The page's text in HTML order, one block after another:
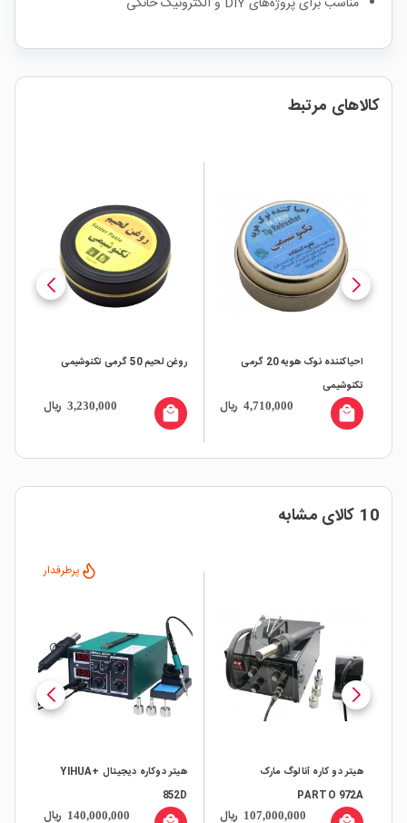
کالاهای مرتبط
احیاکننده نوک هویه 20 گرمی
تکنوشیمی
4,710,000 ریال local_mall
روغن لحیم 50 گرمی تکنوشیمی
3,230,000 ریال local_mall
10 کالای مشابه
هیتر دو کاره آنالوگ مارک
PARTO 972A
107,000,000 ریال
پرطرفدار
هیتر دوکاره دیجیتال +YIHUA
852D
140,000,000 ریال